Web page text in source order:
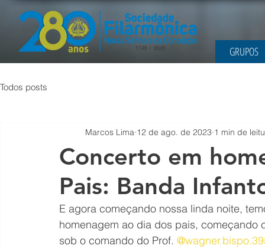
GRUPOS
Todos posts
Concerto em
Pais: Banda
Marcos Lima 12 de ago. de 2023 1 min de
E agora começando nossa linda noite,
homenagem ao dia dos pais,
sob o comando do Prof.